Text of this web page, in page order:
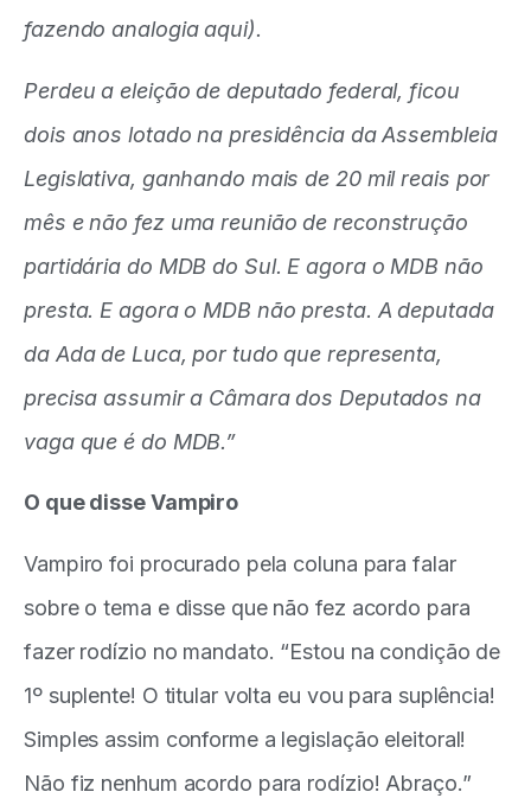
fazendo analogia aqui).
Perdeu a eleição de deputado federal, ficou
dois anos lotado na presidência da Assembleia
Legislativa, ganhando mais de 20 mil reais por
mês e não fez uma reunião de reconstrução
partidária do MDB do Sul. E agora o MDB não
presta. E agora o MDB não presta. A deputada
da Ada de Luca, por tudo que representa,
precisa assumir a Câmara dos Deputados na
vaga que é do MDB.”
O que disse Vampiro
Vampiro foi procurado pela coluna para falar
sobre o tema e disse que não fez acordo para
fazer rodízio no mandato. “Estou na condição de
1º suplente! O titular volta eu vou para suplência!
Simples assim conforme a legislação eleitoral!
Não fiz nenhum acordo para rodízio! Abraço.”